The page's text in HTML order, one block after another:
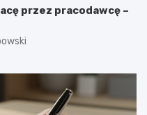
przez pracodawcę –